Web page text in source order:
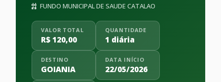
FUNDO MUNICIPAL DE SAUDE CATALAO
VALOR TOTAL
R$ 120,00
QUANTIDADE
1 diária
DESTINO
GOIANIA
DATA INÍCIO
22/05/2026